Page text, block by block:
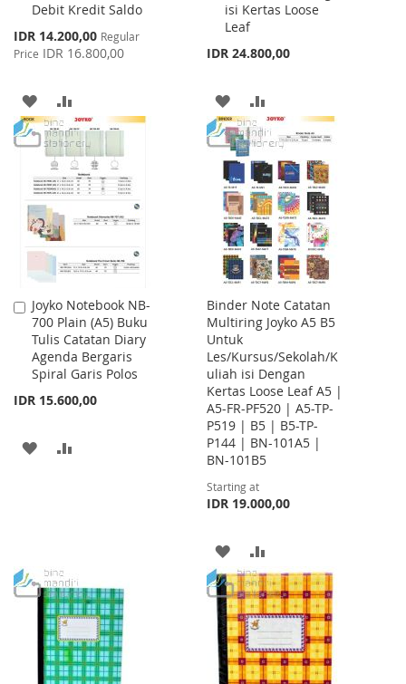
Debit Kredit Saldo
Special
Price
IDR 14.200,00 Regular
Price IDR 16.800,00
ADD
TO
WISH
LIST
TO
COMPARE
isi Kertas Loose
Leaf
IDR 24.800,00
ADD
TO
WISH
LIST
TO
COMPARE
Joyko Notebook NB-
700 Plain (A5) Buku
Tulis Catatan Diary
Agenda Bergaris
Spiral Garis Polos
IDR 15.600,00
Add
to
Cart
ADD
Binder Note Catatan
Multiring Joyko A5 B5
Untuk
Les/Kursus/Sekolah/K
uliah isi Dengan
Kertas Loose Leaf A5 |
A5-FR-PF520 | A5-TP-
P519 | B5 | B5-TP-
P144 | BN-101A5 |
BN-101B5
Starting at
IDR 19.000,00
ADD
TO
WISH
LIST
TO
COMPARE